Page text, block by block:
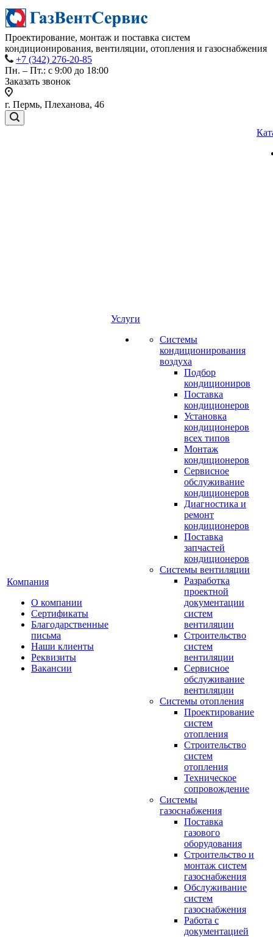
Проектирование, монтаж и поставка систем
кондиционирования, вентиляции, отопления и газоснабжения
+7 (342) 276-20-85
Пн. – Пт.: с 9:00 до 18:00
Заказать звонок
г. Пермь, Плеханова, 46
Компания
О компании
Сертификаты
Благодарственные
письма
Наши клиенты
Реквизиты
Вакансии
Услуги
Системы
кондиционирования
воздуха
Подбор
кондициониров
Поставка
кондиционеров
Установка
кондиционеров
всех типов
Монтаж
кондиционеров
Сервисное
обслуживание
кондиционеров
Диагностика и
ремонт
кондиционеров
Поставка
запчастей
кондиционеров
Системы вентиляции
Разработка
проектной
документации
систем
вентиляции
Строительство
систем
вентиляции
Сервисное
обслуживание
вентиляции
Системы отопления
Проектирование
систем
отопления
Строительство
систем
отопления
Техническое
сопровождение
Системы
газоснабжения
Поставка
газового
оборудования
Строительство и
монтаж систем
газоснабжения
Обслуживание
систем
газоснабжения
Работа с
документацией